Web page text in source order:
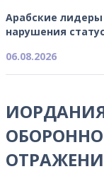
Арабские
нарушения
06.08.2026